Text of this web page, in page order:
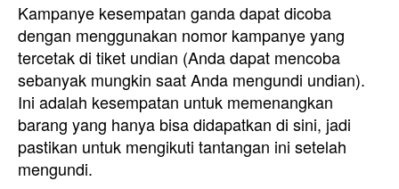
Kampanye kesempatan ganda dapat dicoba
dengan menggunakan nomor kampanye yang
tercetak di tiket undian (Anda dapat mencoba
sebanyak mungkin saat Anda mengundi undian).
Ini adalah kesempatan untuk memenangkan
barang yang hanya bisa didapatkan di sini, jadi
pastikan untuk mengikuti tantangan ini setelah
mengundi.